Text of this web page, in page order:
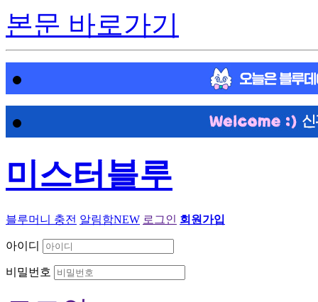
본문 바로가기
미스터블루
블루머니 충전 알림함NEW 로그인 회원가입
아이디
비밀번호